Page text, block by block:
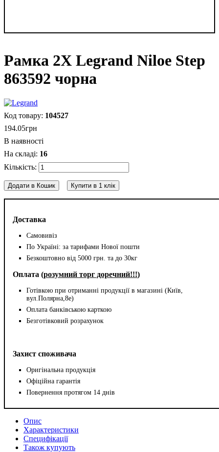
Рамка 2Х Legrand Niloe Step
863592 чорна
Доставка
Самовивіз
По Україні: за тарифами Нової пошти
Безкоштовно від 5000 грн. та до 30кг
Оплата (розумний торг доречний!!!)
Готівкою при отриманні продукції в магазині (Київ,
вул.Полярна,8е)
Оплата банківською карткою
Безготівковий розрахунок
Захист споживача
Оригінальна продукція
Офіційна гарантія
Повернення протягом 14 днів
104527
194.05грн
В наявності
16
Додати в Кошик Купити в 1 клік
Опис
Характеристики
Специфікації
Також купують